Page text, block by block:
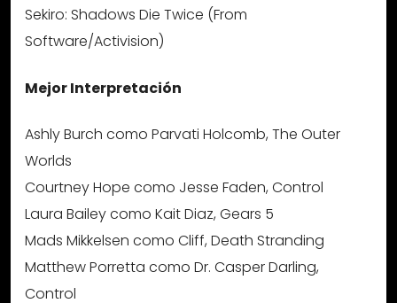
Sekiro: Shadows Die Twice (From
Software/Activision)
Mejor Interpretación
Ashly Burch como Parvati Holcomb, The Outer
Worlds
Courtney Hope como Jesse Faden, Control
Laura Bailey como Kait Diaz, Gears 5
Mads Mikkelsen como Cliff, Death Stranding
Matthew Porretta como Dr. Casper Darling,
Control